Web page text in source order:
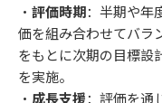
・ 評価時期：半期や年
価を組み合わせてバラ
をもとに次期の目標設
を実施。
・ 成長支援：評価を通